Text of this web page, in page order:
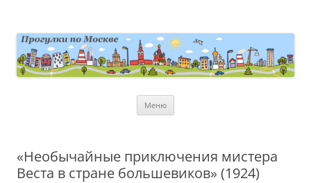
Меню
«Необычайные приключения мистера
Веста в стране большевиков» (1924)